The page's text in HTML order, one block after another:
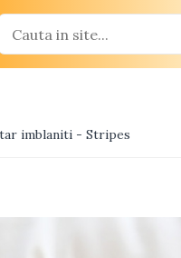
imblaniti - Stripes